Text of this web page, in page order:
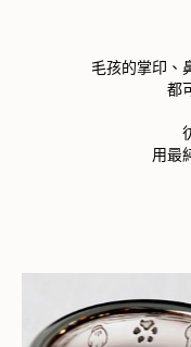
毛孩的掌印、
都
用最